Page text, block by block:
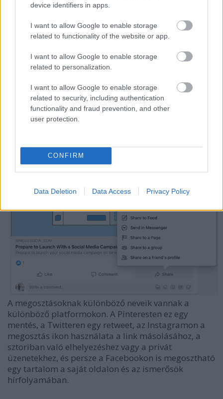
device identifiers in apps.
I want to allow Google to enable storage
related to functionality of the website or app.
I want to allow Google to enable storage
related to personalization.
I want to allow Google to enable storage
related to security, including authentication
functionality and fraud prevention, and other
user protection.
CONFIRM
Data Deletion Data Access Privacy Policy
Megosztás
A bejegyzések és profilok megosztása kiváló
módszer az ismertség növelésére. A megosztás azt
vagy éppen vicces volt, hogya közönség tagjai
megosztották saját oldalukon vagy elküldték
A megosztásoknak különböző neveik vannak a
különböző platformokon. A Pinteresten ez egy
mentés, a Twitteren egy retweet, az Instagramon a
megosztás ikon használata a link másolásához, a
sztoriban való elhelyezéshez vagy a privát
üzenetekhez, és persze a Facebookon is megosztható
egy tartalom a saját oldalon és az ismerősök
hírfolyamában.